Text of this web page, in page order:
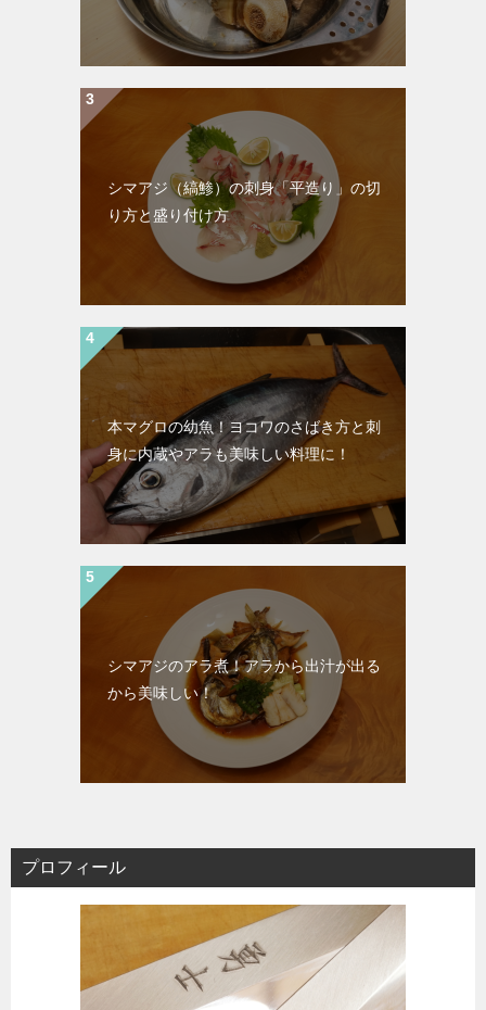
シマアジ（縞鯵）の刺身「平造り」の切
り方と盛り付け方
本マグロの幼魚！ヨコワのさばき方と刺
身に内蔵やアラも美味しい料理に！
シマアジのアラ煮！アラから出汁が出る
から美味しい！
プロフィール